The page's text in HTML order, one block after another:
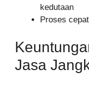
kedutaan
Proses
Jasa